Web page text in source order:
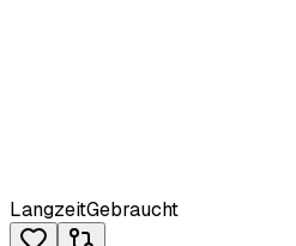
LangzeitGebraucht